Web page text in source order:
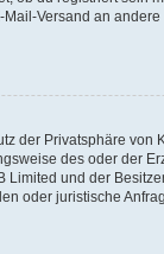
Versand an
der Privatsphäre
des oder der
und der
oder juristische